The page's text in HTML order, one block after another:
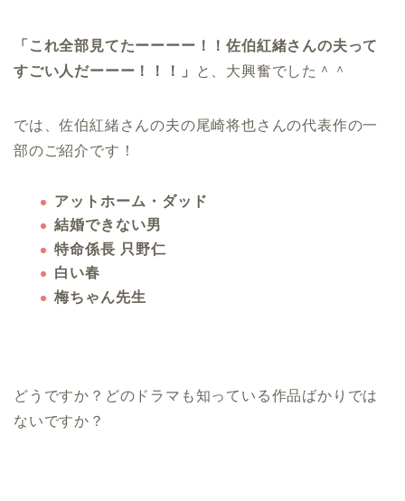
「これ全部見てたーーーー！！佐伯紅緒さんの夫って
すごい人だーーー！！！」
と、大興奮でした＾＾
では、佐伯紅緒さんの夫の尾崎将也さんの代表作の一
部のご紹介です！
アットホーム・ダッド
結婚できない男
特命係長 只野仁
白い春
梅ちゃん先生
どうですか？ どのドラマも知っている作品ばかり では
ないですか？